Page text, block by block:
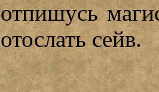
отпишусь
отослать сейв.